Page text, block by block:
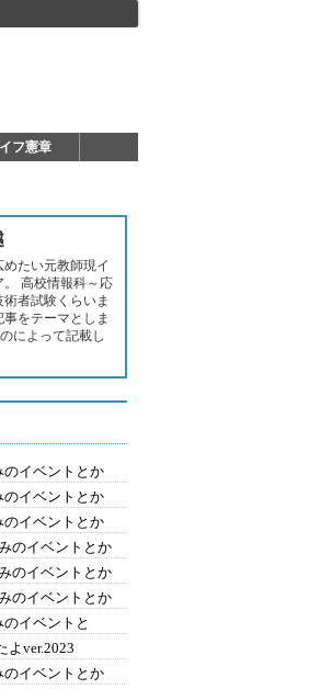
フ憲章
たい元教師現イ
。 高校情報科～応
者試験くらいま
をテーマとしま
によって記載し
のイベントとか
のイベントとか
のイベントとか
のイベントとか
のイベントとか
のイベントとか
イベントと
よver.2023
のイベントとか